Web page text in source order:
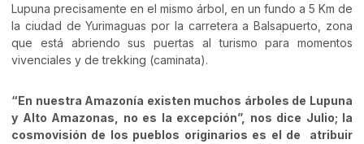
Lupuna precisamente en el mismo árbol, en un fundo a 5 Km de
la ciudad de Yurimaguas por la carretera a Balsapuerto, zona
que está abriendo sus puertas al turismo para momentos
vivenciales y de trekking (caminata).
“En nuestra Amazonía existen muchos árboles de Lupuna
y Alto Amazonas, no es la excepción”, nos dice Julio; la
cosmovisión de los pueblos originarios es el de atribuir